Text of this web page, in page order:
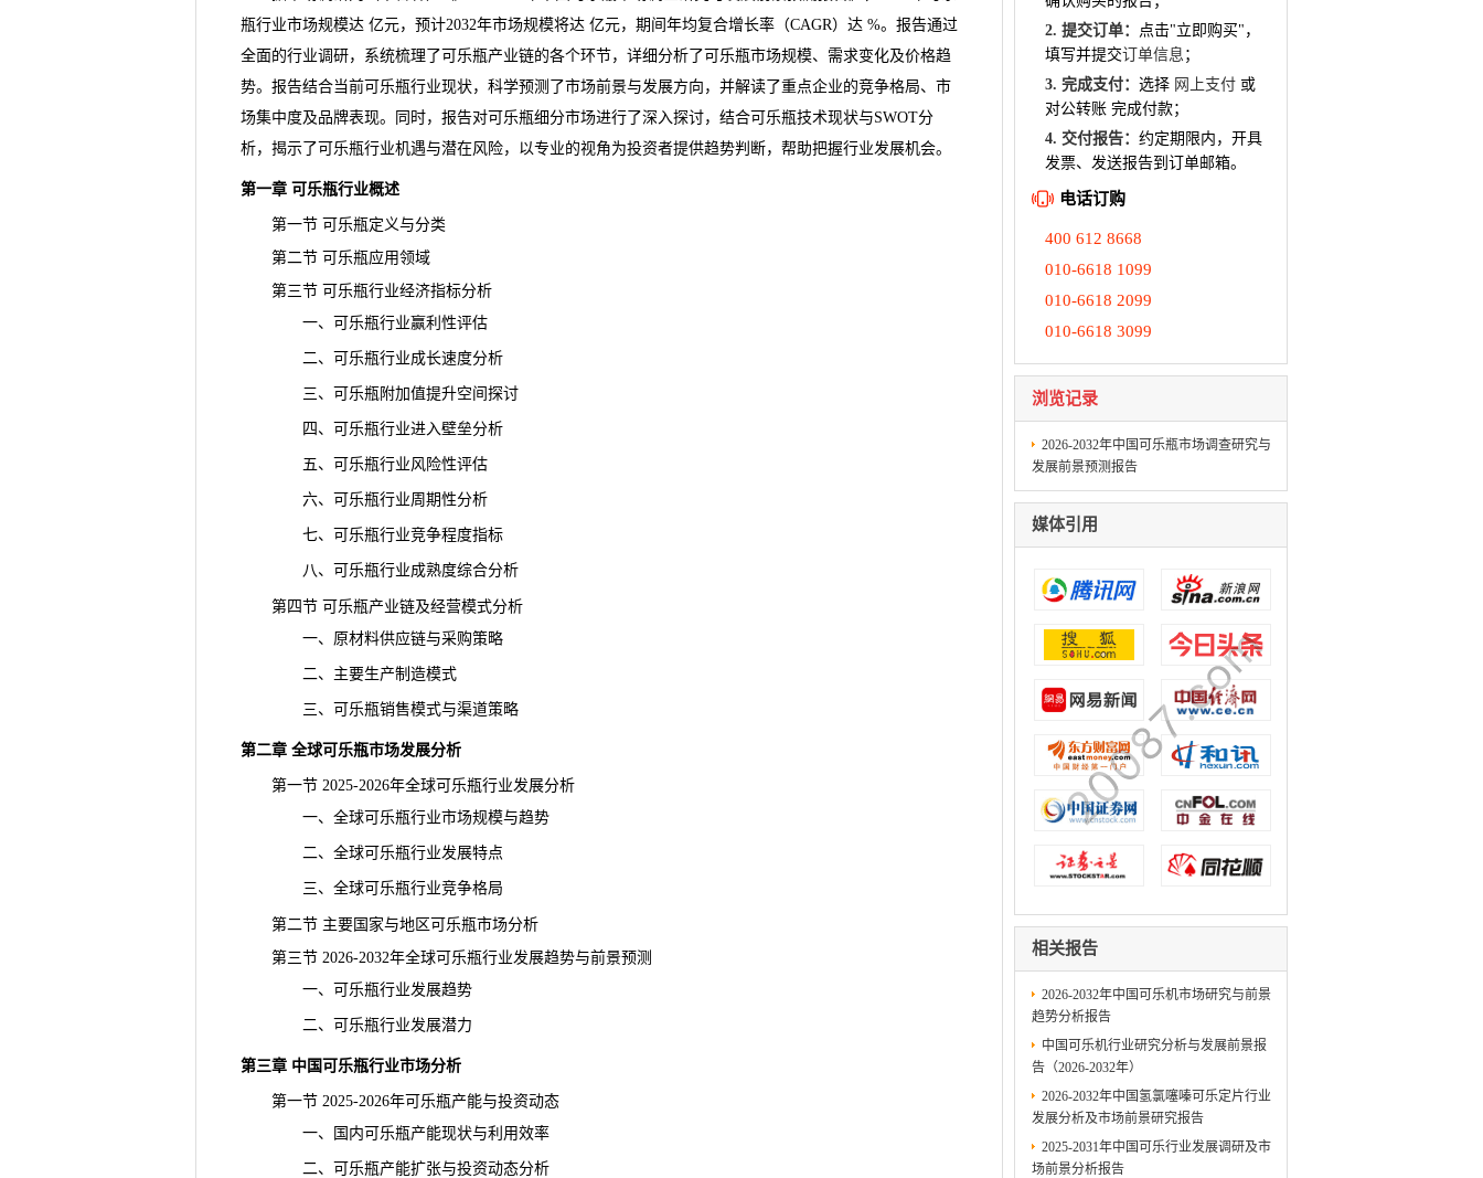
瓶行业市场规模达 亿元，预计2032年市场规模将达 亿元，期间年均复合增长率（CAGR）达 %。报告通过
全面的行业调研，系统梳理了可乐瓶产业链的各个环节，详细分析了可乐瓶市场规模、需求变化及价格趋
势。报告结合当前可乐瓶行业现状，科学预测了市场前景与发展方向，并解读了重点企业的竞争格局、市
场集中度及品牌表现。同时，报告对可乐瓶细分市场进行了深入探讨，结合可乐瓶技术现状与SWOT分
析，揭示了可乐瓶行业机遇与潜在风险，以专业的视角为投资者提供趋势判断，帮助把握行业发展机会。
第一章 可乐瓶行业概述
第一节 可乐瓶定义与分类
第二节 可乐瓶应用领域
第三节 可乐瓶行业经济指标分析
一、可乐瓶行业赢利性评估
二、可乐瓶行业成长速度分析
三、可乐瓶附加值提升空间探讨
四、可乐瓶行业进入壁垒分析
五、可乐瓶行业风险性评估
六、可乐瓶行业周期性分析
七、可乐瓶行业竞争程度指标
八、可乐瓶行业成熟度综合分析
第四节 可乐瓶产业链及经营模式分析
一、原材料供应链与采购策略
二、主要生产制造模式
三、可乐瓶销售模式与渠道策略
第二章 全球可乐瓶市场发展分析
第一节 2025-2026年全球可乐瓶行业发展分析
一、全球可乐瓶行业市场规模与趋势
二、全球可乐瓶行业发展特点
三、全球可乐瓶行业竞争格局
第二节 主要国家与地区可乐瓶市场分析
第三节 2026-2032年全球可乐瓶行业发展趋势与前景预测
一、可乐瓶行业发展趋势
二、可乐瓶行业发展潜力
第三章 中国可乐瓶行业市场分析
第一节 2025-2026年可乐瓶产能与投资动态
一、国内可乐瓶产能现状与利用效率
二、可乐瓶产能扩张与投资动态分析
2. 提交订单： 点击"立即购买"，
填写并提交订单信息 ；
3. 完成支付： 选择 网上支付 或
对公转账 完成付款；
4. 交付报告： 约定期限内，开具
发票、发送报告到订单邮箱。
电话订购
400 612 8668
010-6618 1099
010-6618 2099
010-6618 3099
浏览记录
2026-2032年中国可乐瓶市场调查研究与
发展前景预测报告
媒体引用
相关报告
2026-2032年中国可乐机市场研究与前景
趋势分析报告
中国可乐机行业研究分析与发展前景报
告（2026-2032年）
2026-2032年中国氢氯噻嗪可乐定片行业
发展分析及市场前景研究报告
2025-2031年中国可乐行业发展调研及市
场前景分析报告